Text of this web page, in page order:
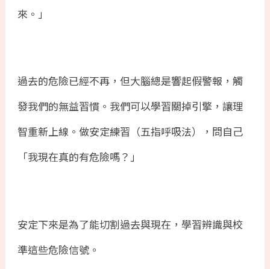
來。」
過去的危險已經不再，但大腦總是響起假警報，觸
發我們的無益習慣。我們可以學習關掉引擎，讓理
智重新上線。做安定練習（五指呼吸法），問自己
「我現在真的有危險嗎？」
安定下來是為了能切割過去與現在，學習辨識與校
準這些危險信號。